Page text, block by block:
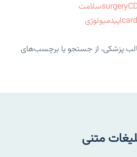
surgeryسلامت
اپیدمیولوژی
پزشکی، از جستجو یا برچسب‌های
متنی